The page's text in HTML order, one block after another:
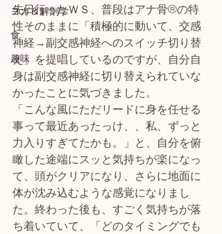
ヨガ＆解剖学
食
趣味
先日行ったＷＳ、普段はアナ骨®の特
性そのままに「積極的に動いて、交感
神経→副交感神経へのスイッチ切り替
え」を提唱しているのですが、自分自
身は副交感神経に切り替えられていな
かったことに気づきました。
「こんな風にただリードに身を任せる
事って最近あったっけ、、私、ずっと
力入りすぎてたかも。」と、自分を俯
瞰した途端にスッと気持ちが楽になっ
て、頭がクリアになり、さらに地面に
体が沈み込むような感覚になりまし
た。終わった後も、すごく気持ちが落
ち着いていて、「どのタイミングでも